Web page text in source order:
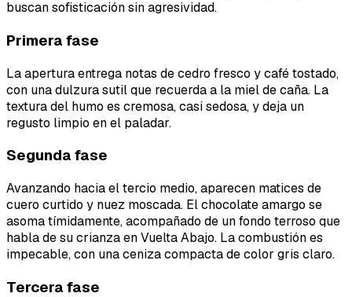
buscan sofisticación sin agresividad.
Primera fase
La apertura entrega notas de cedro fresco y café tostado,
con una dulzura sutil que recuerda a la miel de caña. La
textura del humo es cremosa, casi sedosa, y deja un
regusto limpio en el paladar.
Segunda fase
Avanzando hacia el tercio medio, aparecen matices de
cuero curtido y nuez moscada. El chocolate amargo se
asoma tímidamente, acompañado de un fondo terroso que
habla de su crianza en Vuelta Abajo. La combustión es
impecable, con una ceniza compacta de color gris claro.
Tercera fase